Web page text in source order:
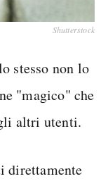
Shutterstock
stesso non lo
"magico" che
altri utenti.
direttamente